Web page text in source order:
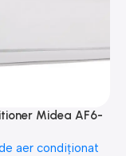
Midea AF6-
aer condiționat